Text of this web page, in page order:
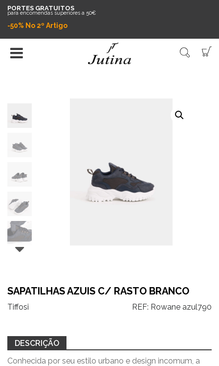
PORTES GRATUITOS
para encomendas superiores a 50€
-50% No 2º Artigo
SAPATILHAS AZUIS C/ RASTO BRANCO
Tiffosi REF: Rowane azul790
DESCRIÇÃO
Conhecida por seu estilo urbano e design incomum, a